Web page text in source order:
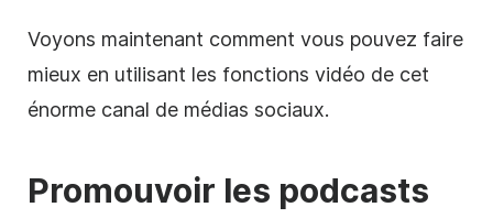
Voyons maintenant comment vous pouvez faire
mieux en utilisant les fonctions vidéo de cet
énorme canal de médias sociaux.
Promouvoir les podcasts